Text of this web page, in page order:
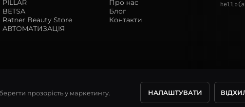
PILLAR
BETSA
Ratner Beauty Store
АВТОМАТИЗАЦІЯ
Про нас
Блог
Контакти
ПОЛІТИКА КОНФІДЕНЦІЙНОСТІУМОВИ
прозорість у маркетингу.
НАЛАШТУВАТИ